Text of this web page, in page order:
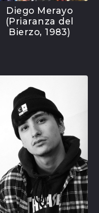
Diego Merayo
(Priaranza del
Bierzo, 1983)